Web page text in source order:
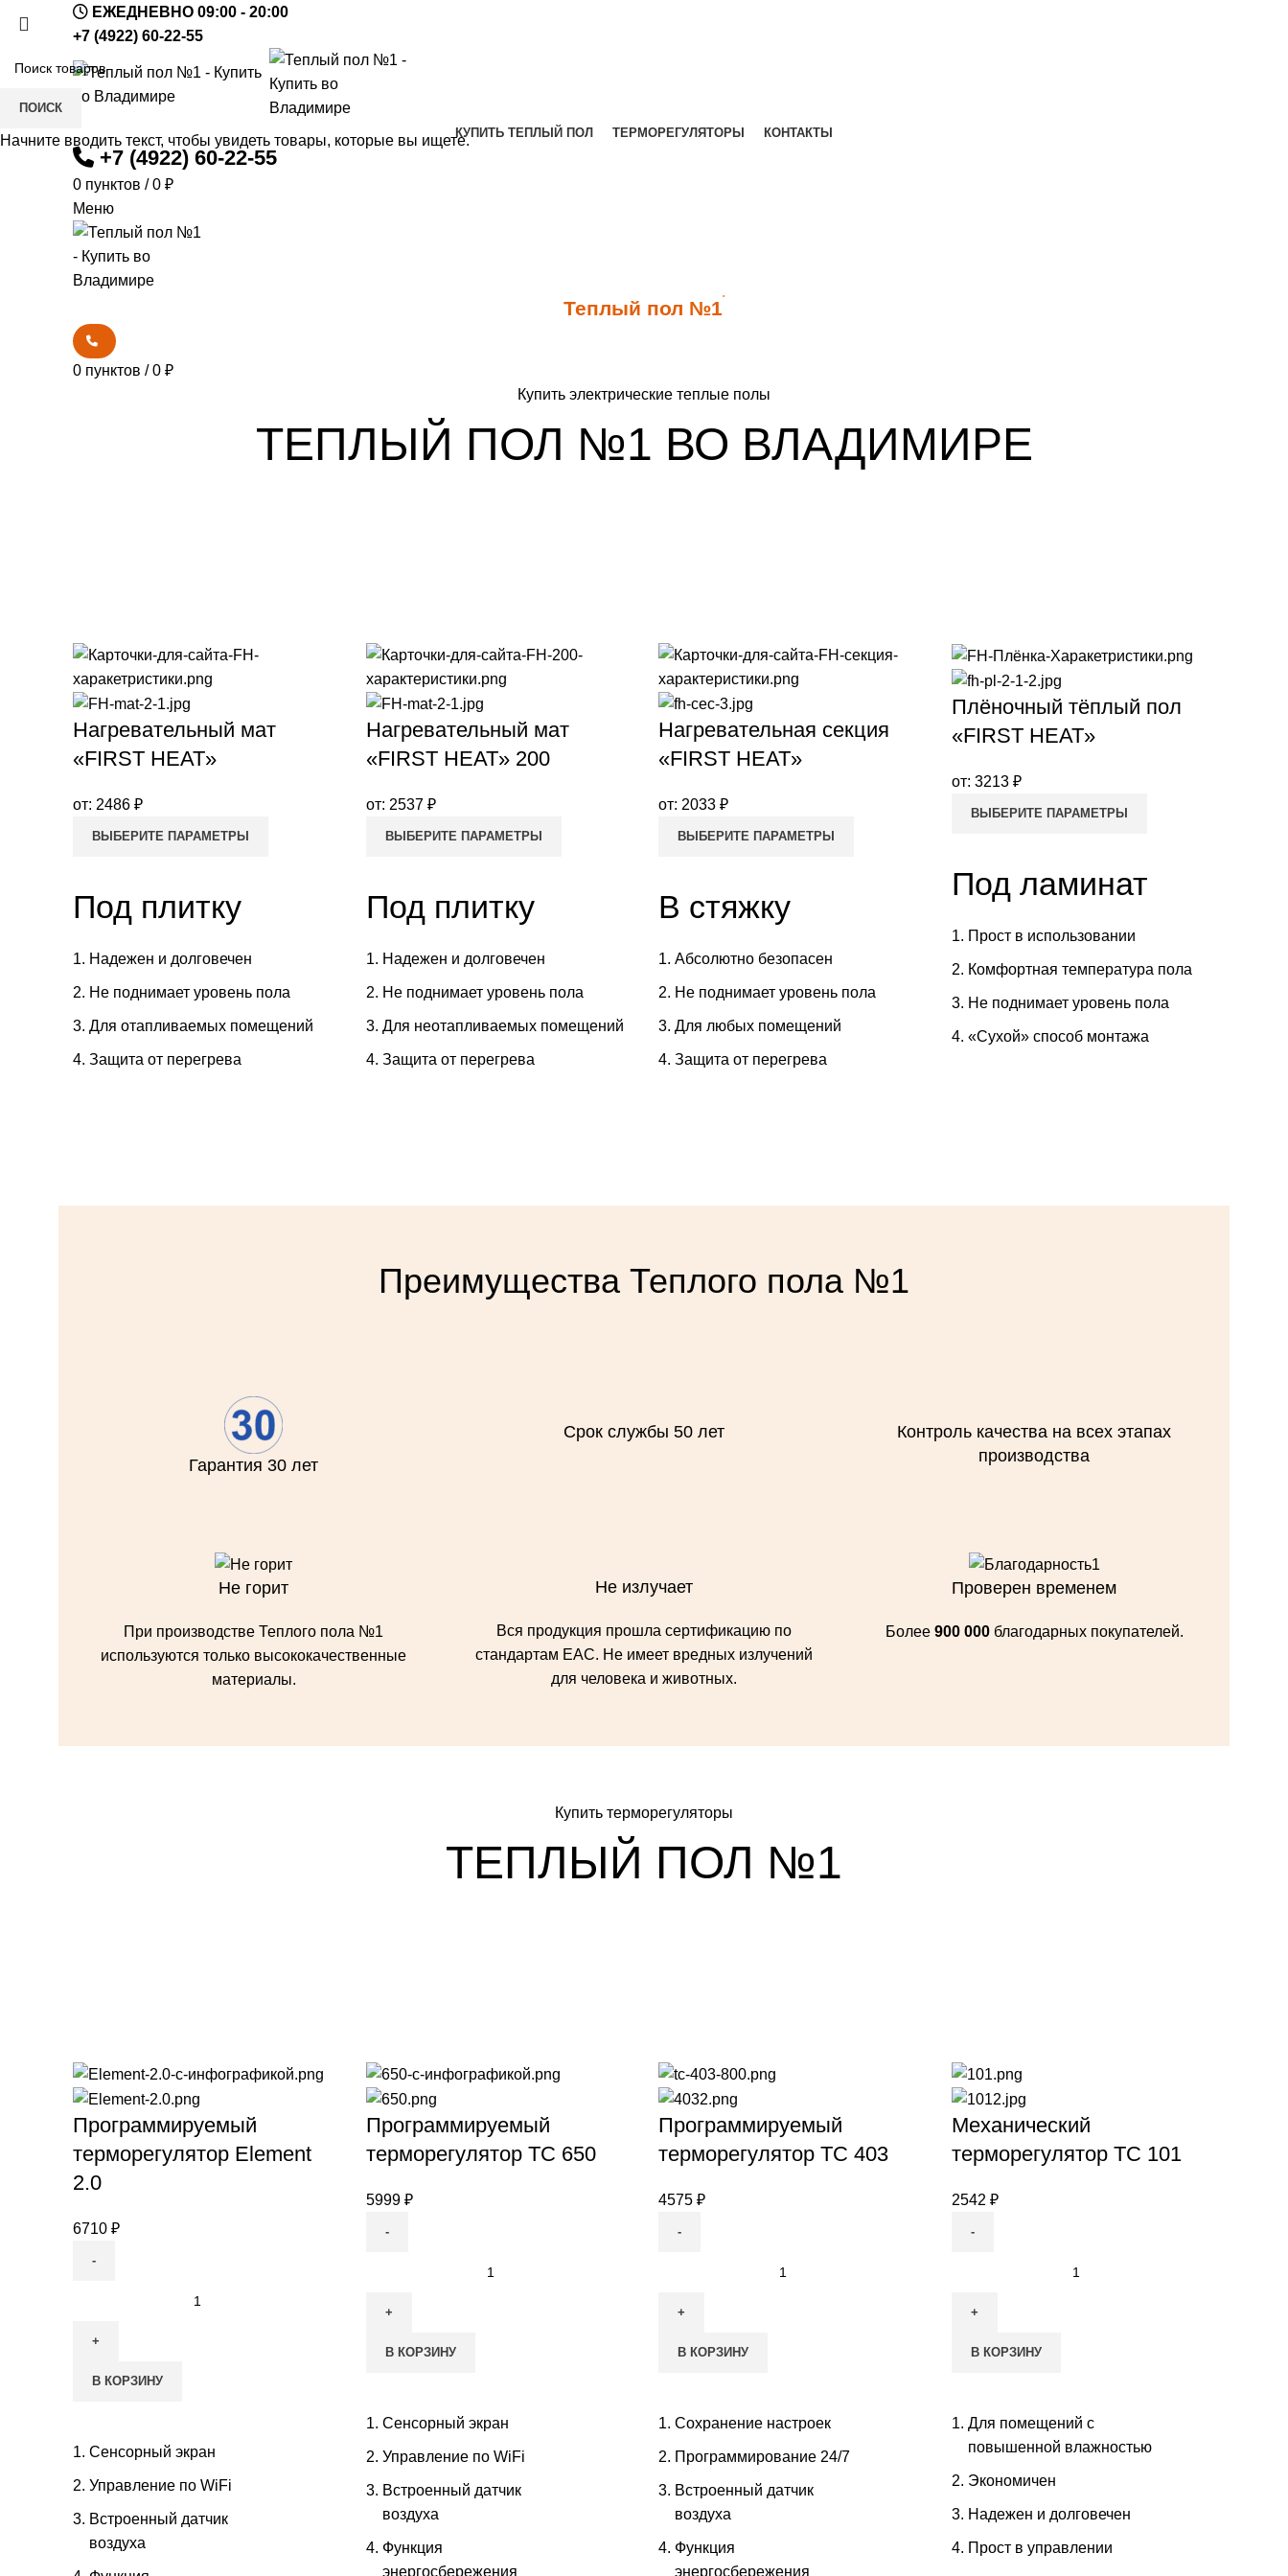
ЕЖЕДНЕВНО 09:00 - 20:00
+7 (4922) 60-22-55
КУПИТЬ ТЕПЛЫЙ ПОЛ ТЕРМОРЕГУЛЯТОРЫ КОНТАКТЫ
+7 (4922) 60-22-55
0 пунктов / 0 ₽
Меню
Теплый пол №1
*
0 пунктов / 0 ₽
Купить электрические теплые полы
ТЕПЛЫЙ ПОЛ №1 ВО ВЛАДИМИРЕ
Нагревательный мат
«FIRST HEAT»
от: 2486 ₽
ВЫБЕРИТЕ ПАРАМЕТРЫ
Под плитку
Надежен и долговечен
Не поднимает уровень пола
Для отапливаемых помещений
Защита от перегрева
Нагревательный мат
«FIRST HEAT» 200
от: 2537 ₽
ВЫБЕРИТЕ ПАРАМЕТРЫ
Под плитку
Надежен и долговечен
Не поднимает уровень пола
Для неотапливаемых помещений
Защита от перегрева
Нагревательная секция
«FIRST HEAT»
от: 2033 ₽
ВЫБЕРИТЕ ПАРАМЕТРЫ
В стяжку
Абсолютно безопасен
Не поднимает уровень пола
Для любых помещений
Защита от перегрева
Плёночный тёплый пол
«FIRST HEAT»
от: 3213 ₽
ВЫБЕРИТЕ ПАРАМЕТРЫ
Под ламинат
Прост в использовании
Комфортная температура пола
Не поднимает уровень пола
«Сухой» способ монтажа
Преимущества Теплого пола №1
Гарантия 30 лет
Срок службы 50 лет
Контроль качества на всех этапах
производства
Не горит
При производстве Теплого пола №1
используются только высококачественные
материалы.
Не излучает
Вся продукция прошла сертификацию по
стандартам ЕАС. Не имеет вредных излучений
для человека и животных.
Проверен временем
Более 900 000благодарных покупателей.
Купить терморегуляторы
ТЕПЛЫЙ ПОЛ №1
Программируемый
терморегулятор Element
2.0
6710 ₽
Программируемый
Element
В КОРЗИНУ
Сенсорный экран
Управление по WiFi
Встроенный датчик
воздуха
Программируемый
терморегулятор ТС 650
5999 ₽
Программируемый
ТСВ КОРЗИНУ
Сенсорный экран
Управление по WiFi
Встроенный датчик
воздуха
Функция
энергосбережения
Программируемый
терморегулятор ТС 403
4575 ₽
Программируемый
ТСВ КОРЗИНУ
Сохранение настроек
Программирование 24/7
Встроенный датчик
воздуха
Функция
энергосбережения
Механический
терморегулятор ТС 101
2542 ₽
Механический
ТСВ КОРЗИНУ
Для помещений с
повышенной влажностью
Экономичен
Надежен и долговечен
Прост в управлении
ПОИСК
Начните вводить текст, чтобы увидеть товары, которые вы ищете.